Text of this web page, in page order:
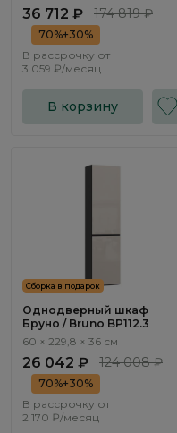
36 712 ₽ 174 819 ₽
70%+30%
В рассрочку от
3 059 ₽/месяц
В корзину
Сборка в подарок
Однодверный шкаф
Бруно / Bruno BP112.3
60 × 229,8 × 36 см
26 042 ₽ 124 008 ₽
70%+30%
В рассрочку от
2 170 ₽/месяц